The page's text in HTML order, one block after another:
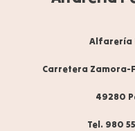
Alfarería
Carretera Zamora-
49280
Tel. 980